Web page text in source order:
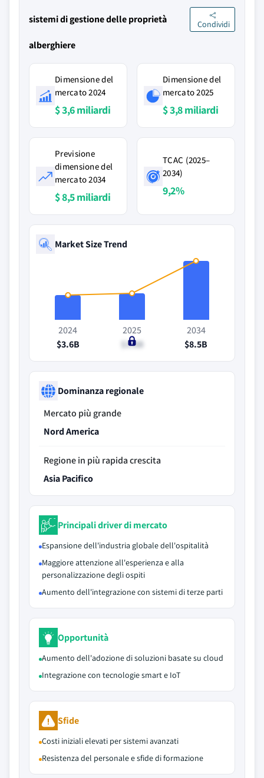
sistemi di gestione delle proprietà
alberghiere
Condividi
Dimensione del
mercato 2024
$ 3,6 miliardi
Dimensione del
mercato 2025
$ 3,8 miliardi
Previsione
dimensione del
mercato 2034
$ 8,5 miliardi
TCAC (2025–
2034)
9,2%
Market Size Trend
2024
$3.6B
2025
$3.8B
2034
$8.5B
Dominanza regionale
Mercato più grande
Nord America
Regione in più rapida crescita
Asia Pacifico
Principali driver di mercato
Espansione dell'industria globale dell'ospitalità
Maggiore attenzione all'esperienza e alla
personalizzazione degli ospiti
Aumento dell'integrazione con sistemi di terze parti
Opportunità
Aumento dell'adozione di soluzioni basate su cloud
Integrazione con tecnologie smart e IoT
Sfide
Costi iniziali elevati per sistemi avanzati
Resistenza del personale e sfide di formazione